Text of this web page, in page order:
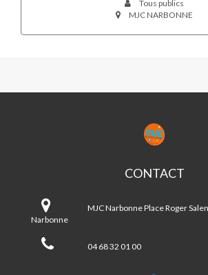
Tous publics
MJC NARBONNE
MJC
CONTACT
Narbonne
MJC Narbonne Place Roger
Narbonne
04 68 32 01 00